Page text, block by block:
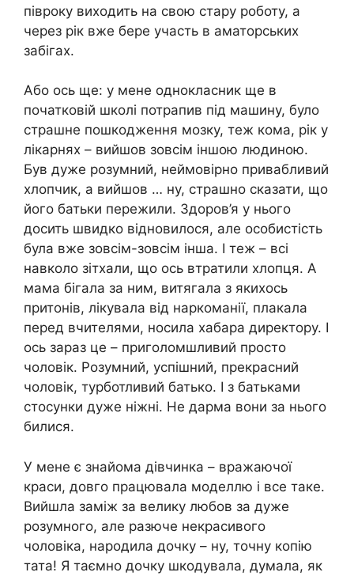
півроку виходить на свою стару роботу, а
через рік вже бере участь в аматорських
забігах.
Або ось ще: у мене однокласник ще в
початковій школі потрапив під машину, було
страшне пошкодження мозку, теж кома, рік у
лікарнях – вийшов зовсім іншою людиною.
Був дуже розумний, неймовірно привабливий
хлопчик, а вийшов … ну, страшно сказати, що
його батьки пережили. Здоров’я у нього
досить швидко відновилося, але особистість
була вже зовсім-зовсім інша. І теж – всі
навколо зітхали, що ось втратили хлопця. А
мама бігала за ним, витягала з якихось
притонів, лікувала від наркоманії, плакала
перед вчителями, носила хабара директору. І
ось зараз це – приголомшливий просто
чоловік. Розумний, успішний, прекрасний
чоловік, турботливий батько. І з батьками
стосунки дуже ніжні. Не дарма вони за нього
билися.
У мене є знайома дівчинка – вражаючої
краси, довго працювала моделлю і все таке.
Вийшла заміж за велику любов за дуже
розумного, але разюче некрасивого
чоловіка, народила дочку – ну, точну копію
тата! Я таємно дочку шкодувала, думала, як